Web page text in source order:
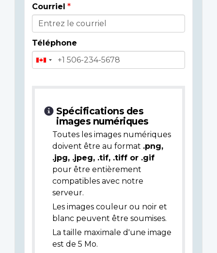
Courriel
Téléphone
Spécifications des
images numériques
Toutes les images numériques
doivent être au format .png,
.jpg, .jpeg, .tif, .tiff or .gif
pour être entièrement
compatibles avec notre
serveur.
Les images couleur ou noir et
blanc peuvent être soumises.
La taille maximale d'une image
est de 5 Mo.